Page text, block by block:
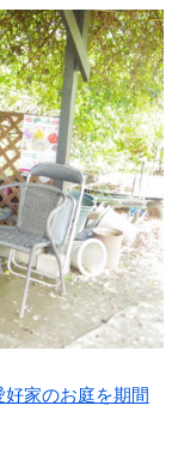
家のお庭を期間